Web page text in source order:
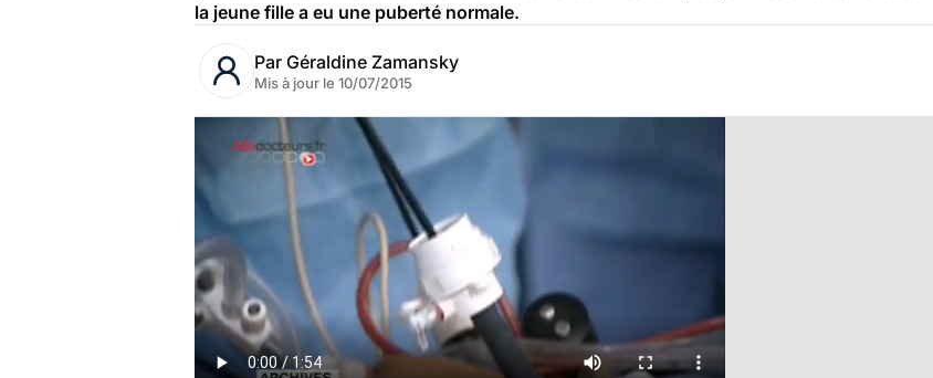
la jeune fille a eu une puberté normale.
Par Géraldine Zamansky
Mis à jour le 10/07/2015